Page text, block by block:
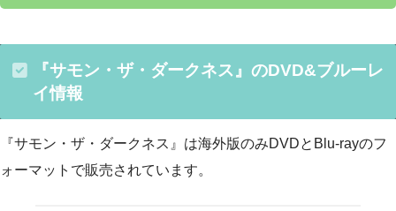
『サモン・ザ・ダークネス』のDVD&ブルーレ
イ情報
『サモン・ザ・ダークネス』は海外版のみDVDとBlu-rayのフ
ォーマットで販売されています。